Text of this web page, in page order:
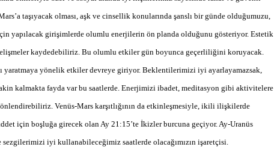
taşıyacak olması, aşk ve cinsellik konularında şanslı bir günde olduğumuzu,
yapılacak girişimlerde olumlu enerjilerin ön planda olduğunu gösteriyor. Estetik
kaydedebiliriz. Bu olumlu etkiler gün boyunca geçerliliğini koruyacak.
yaratmaya yönelik etkiler devreye giriyor. Beklentilerimizi iyi ayarlayamazsak,
kalmakta fayda var bu saatlerde. Enerjimizi ibadet, meditasyon gibi aktivitelere
Venüs-Mars karşıtlığının da etkinleşmesiyle, ikili ilişkilerde
için boşluğa girecek olan Ay 21:15’te İkizler burcuna geçiyor. Ay-Uranüs
sezgilerimizi iyi kullanabileceğimiz saatlerde olacağımızın işaretçisi.